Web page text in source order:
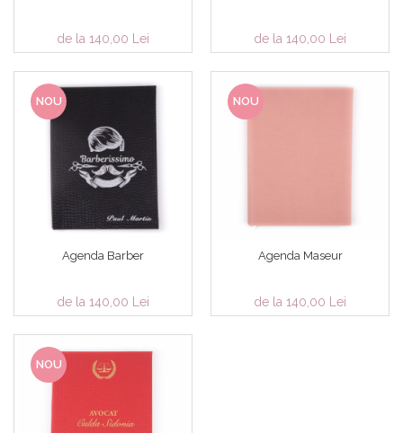
de la 140,00 Lei de la 140,00 Lei
NOU
Agenda Barber
de la 140,00 Lei
NOU
Agenda Maseur
de la 140,00 Lei
NOU